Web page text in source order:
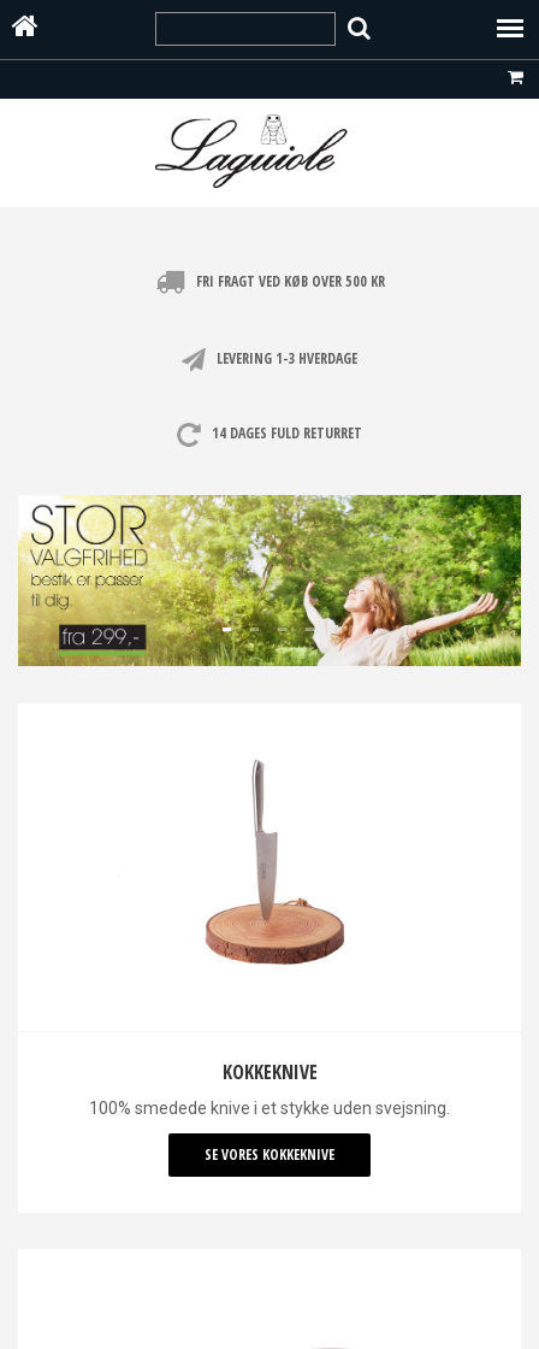
FRI FRAGT VED KØB OVER 500 KR
LEVERING 1-3 HVERDAGE
14 DAGES FULD RETURRET
KOKKEKNIVE
100% smedede knive i et stykke uden svejsning.
SE VORES KOKKEKNIVE